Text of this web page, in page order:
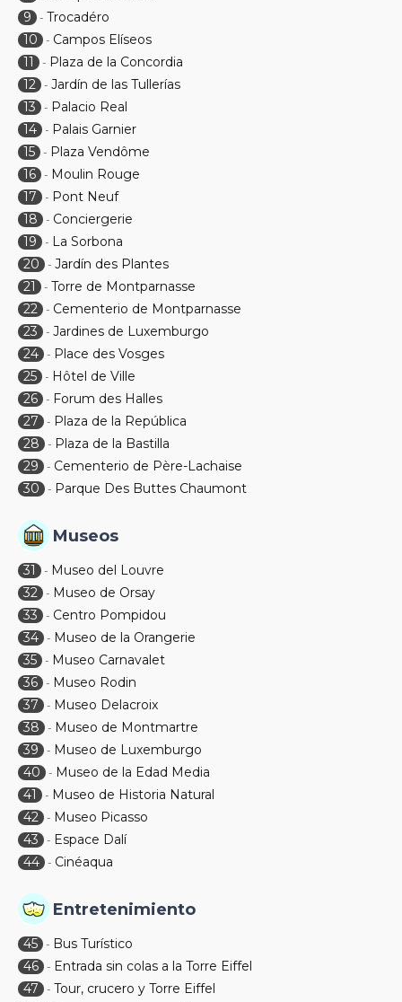
9
- Trocadéro
10
- Campos Elíseos
11
- Plaza de la Concordia
12 - Jardín de las Tullerías
13
- Palacio Real
14 - Palais Garnier
15 - Plaza Vendôme
16 - Moulin Rouge
17
- Pont Neuf
18
- Conciergerie
19
- La Sorbona
20
- Jardín des Plantes
21
- Torre de Montparnasse
22 - Cementerio de Montparnasse
23
- Jardines de Luxemburgo
24 - Place des Vosges
25 - Hôtel de Ville
26 - Forum des Halles
27
- Plaza de la República
28
- Plaza de la Bastilla
29
- Cementerio de Père-Lachaise
30
- Parque Des Buttes Chaumont
Museos
31 - Museo del Louvre
32 - Museo de Orsay
33
- Centro Pompidou
34 - Museo de la Orangerie
35 - Museo Carnavalet
36 - Museo Rodin
37
- Museo Delacroix
38
- Museo de Montmartre
39
- Museo de Luxemburgo
40
- Museo de la Edad Media
41
- Museo de Historia Natural
42 - Museo Picasso
43
- Espace Dalí
44 - Cinéaqua
Entretenimiento
45 - Bus Turístico
46 - Entrada sin colas a la Torre Eiffel
47
- Tour, crucero y Torre Eiffel